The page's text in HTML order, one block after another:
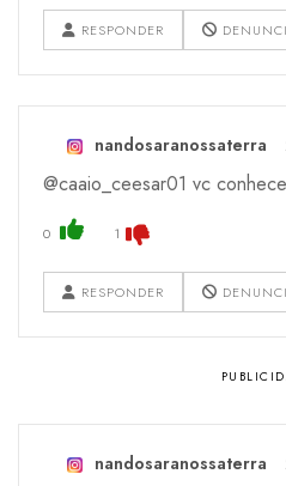
RESPONDER
nandosaranossaterra
@caaio_ceesar01 vc
0 1
RESPONDER
nandosaranossaterra